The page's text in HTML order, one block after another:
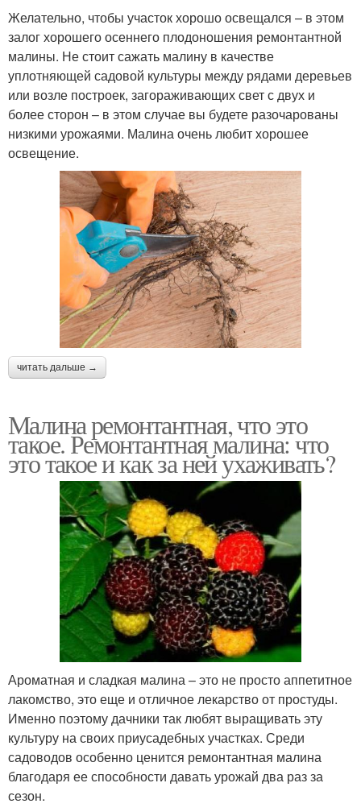
Желательно, чтобы участок хорошо освещался – в этом
залог хорошего осеннего плодоношения ремонтантной
малины. Не стоит сажать малину в качестве
уплотняющей садовой культуры между рядами деревьев
или возле построек, загораживающих свет с двух и
более сторон – в этом случае вы будете разочарованы
низкими урожаями. Малина очень любит хорошее
освещение.
читать дальше →
Малина ремонтантная, что это
такое. Ремонтантная малина: что
это такое и как за ней ухаживать?
Ароматная и сладкая малина – это не просто аппетитное
лакомство, это еще и отличное лекарство от простуды.
Именно поэтому дачники так любят выращивать эту
культуру на своих приусадебных участках. Среди
садоводов особенно ценится ремонтантная малина
благодаря ее способности давать урожай два раз за
сезон.